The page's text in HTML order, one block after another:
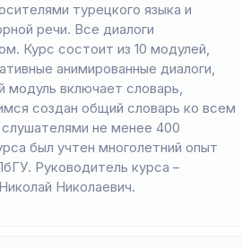
турецкого языка и
речи. Все диалоги
Курс состоит из 10 модулей,
анимированные диалоги,
включает словарь,
создан общий словарь ко всем
не менее 400
был учтен многолетний опыт
Руководитель курса –
Николаевич.